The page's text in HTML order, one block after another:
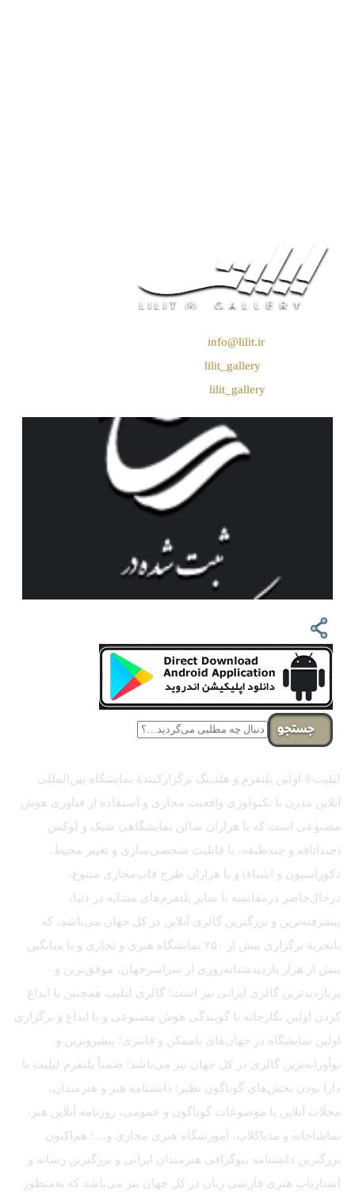
info@lilit.ir
lilit_gallery
lilit_gallery
جستجو
لیلیت® اولین پلتفرم و هلدینگ برگزارکنندهٔ نمایشگاه بین‌المللی
آنلاین مدرن با تکنولوژی واقعیت مجازی و استفاده از فناوری هوش
مصنوعی است که با هزاران سالن نمایشگاهی شیک و لوکس
(چنداتاقه و چندطبقه، با قابلیت شخصی‌سازی و تغییر محیط،
دکوراسیون و اشیاء) و با هزاران طرح قاب‌مجازی متنوع،
درحال‌حاضر درمقایسه با سایر پلتفرم‌های مشابه در دنیا،
پیشرفته‌ترین و بزرگترین گالری آنلاین در کل جهان می‌باشد، که
باتجربهٔ برگزاری بیش از ۲۵۰ نمایشگاه هنری و تجاری و با میانگین
بیش از هزار بازدیدشبانه‌روزی از سراسرجهان، موفق‌ترین و
پربازدیدترین گالری ایرانی نیز است؛ گالری لیلیت همچنین با ابداع
کردن اولین نگارخانه با گویندگی هوش مصنوعی و با ابداع و برگزاری
اولین نمایشگاه در جهان‌های ناممکن و فانتزی؛ پیشروترین و
نوآورانه‌ترین گالری در کل جهان نیز می‌باشد؛ ضمناً پلتفرم لیلیت با
دارا بودن بخش‌های گوناگون نظیر: دانشنامه هنر و هنرمندان،
مجلات آنلاین با موضوعات گوناگون و عمومی، روزنامه آنلاین هنر،
تماشاخانه و مدیاکلاب، آموزشگاه هنری مجازی و…؛ هم‌اکنون
بزرگترین دانشنامه بیوگرافی هنرمندان ایرانی و بزرگترین رسانه و
استارتاپ هنری فارسی زبان در کل جهان نیز می‌باشد که به‌منظور